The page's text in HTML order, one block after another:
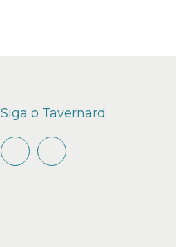
Siga o Tavernard